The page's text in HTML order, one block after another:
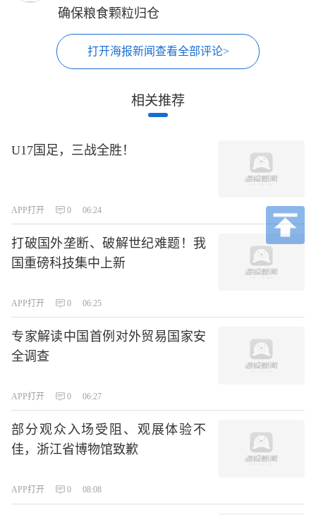
确保粮食颗粒归仓
打开海报新闻查看全部评论>
相关推荐
U17国足，三战全胜！
APP打开 0 06:24
打破国外垄断、破解世纪难题！我
国重磅科技集中上新
APP打开 0 06:25
专家解读中国首例对外贸易国家安
全调查
APP打开 0 06:27
部分观众入场受阻、观展体验不
佳，浙江省博物馆致歉
APP打开 0 08:08